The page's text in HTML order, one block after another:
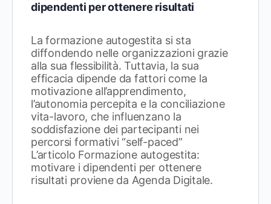
dipendenti per ottenere risultati
La formazione autogestita si sta
diffondendo nelle organizzazioni grazie
alla sua flessibilità. Tuttavia, la sua
efficacia dipende da fattori come la
motivazione all’apprendimento,
l’autonomia percepita e la conciliazione
vita-lavoro, che influenzano la
soddisfazione dei partecipanti nei
percorsi formativi “self-paced”
L’articolo Formazione autogestita:
motivare i dipendenti per ottenere
risultati proviene da Agenda Digitale.